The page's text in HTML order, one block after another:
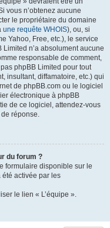
vous n’obtenez aucune
le propriétaire du domaine
une requête WHOIS), ou, si
Yahoo, Free, etc.), le service
n’a absolument aucune
responsable de comment,
phpBB Limited pour tout
insultant, diffamatoire, etc.) qui
de phpBB.com ou le logiciel
électronique à phpBB
de ce logiciel, attendez-vous
réponse.
du forum ?
formulaire disponible sur le
été activée par les
le lien « L’équipe ».